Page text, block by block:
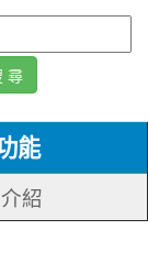
能
紹